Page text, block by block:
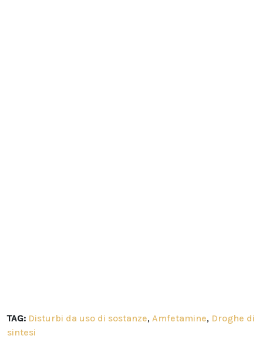
TAG: Disturbi da uso di sostanze, Amfetamine, Droghe di
sintesi